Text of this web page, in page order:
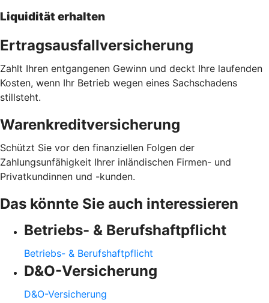
Liquidität erhalten
Ertragsausfallversicherung
Zahlt Ihren entgangenen Gewinn und deckt Ihre laufenden
Kosten, wenn Ihr Betrieb wegen eines Sachschadens
stillsteht.
Warenkreditversicherung
Schützt Sie vor den finanziellen Folgen der
Zahlungsunfähigkeit Ihrer inländischen Firmen- und
Privatkundinnen und -kunden.
Das könnte Sie auch interessieren
Betriebs- & Berufshaftpflicht
Betriebs- & Berufshaftpflicht
D&O-Versicherung
D&O-Versicherung